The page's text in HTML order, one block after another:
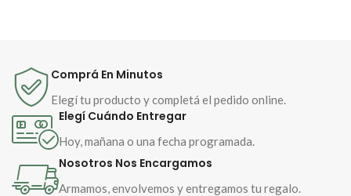
Comprá En Minutos
Elegí tu producto y completá el pedido online.
Elegí Cuándo Entregar
Hoy, mañana o una fecha programada.
Nosotros Nos Encargamos
Armamos, envolvemos y entregamos tu regalo.